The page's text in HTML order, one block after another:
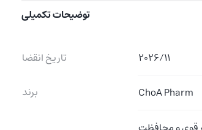
توضیحات تکمیلی
تاریخ انقضا
2026/11
برند
ChoA Pharm